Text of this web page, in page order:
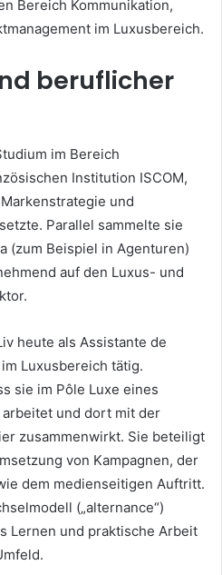
Bereich Kommunikation,
im Luxusbereich.
beruflicher
im Bereich
Institution ISCOM,
und
Parallel sammelte sie
(zum Beispiel in Agenturen)
auf den Luxus- und
heute als Assistante de
Luxusbereich tätig.
sie im Pôle Luxe eines
und dort mit der
zusammenwirkt. Sie beteiligt
von Kampagnen, der
dem medienseitigen Auftritt.
(„alternance“)
Lernen und praktische Arbeit